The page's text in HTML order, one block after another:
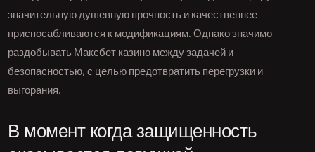
значительную душевную прочность и качественнее
приспосабливаются к модификациям. Однако значимо
раздобывать Максбет казино между задачей и
безопасностью, с целью предотвратить перегрузки и
выгорания.
В момент когда защищенность